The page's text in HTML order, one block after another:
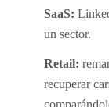
SaaS:
un sector.
Retail:
recuperar